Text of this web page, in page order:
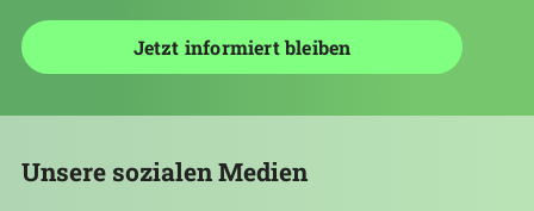
Unsere sozialen Medien